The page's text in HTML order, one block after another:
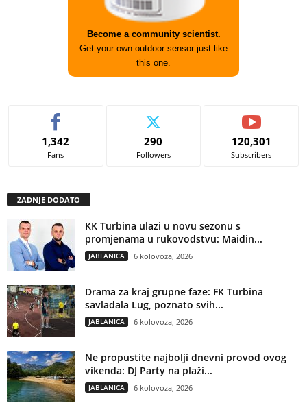
Become a community scientist.
Get your own outdoor sensor just like
this one.
1,342
Fans
290
Followers
120,301
Subscribers
ZADNJE DODATO
KK Turbina ulazi u novu sezonu s
promjenama u rukovodstvu: Maidin...
JABLANICA 6 kolovoza, 2026
Drama za kraj grupne faze: FK Turbina
savladala Lug, poznato svih...
JABLANICA 6 kolovoza, 2026
Ne propustite najbolji dnevni provod ovog
vikenda: DJ Party na plaži...
JABLANICA 6 kolovoza, 2026